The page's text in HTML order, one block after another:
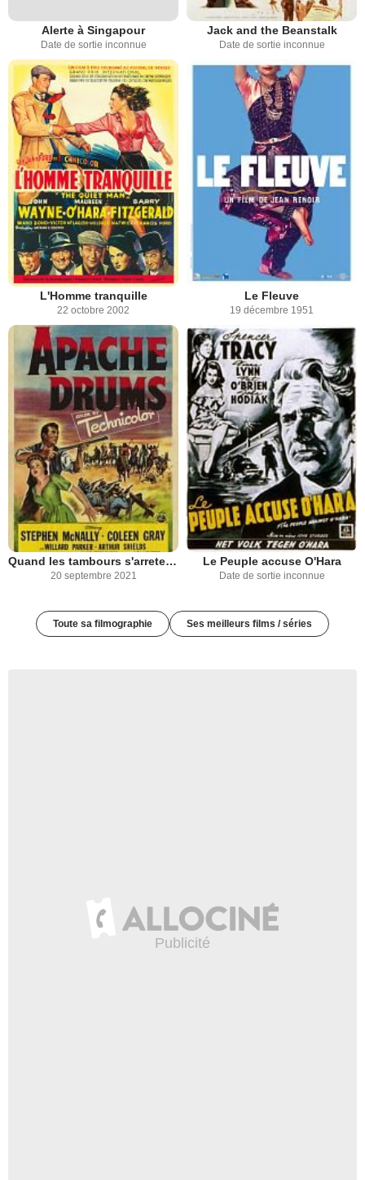
Alerte à Singapour
Date de sortie inconnue
Jack and the Beanstalk
Date de sortie inconnue
L'Homme tranquille
22 octobre 2002
Le Fleuve
19 décembre 1951
Quand les tambours s'arreteront
20 septembre 2021
Le Peuple accuse O'Hara
Date de sortie inconnue
Toute sa filmographie Ses meilleurs films / séries